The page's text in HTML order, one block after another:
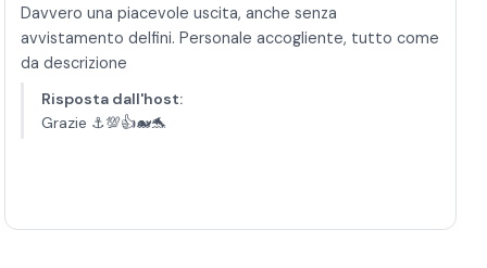
Davvero una piacevole uscita, anche senza
avvistamento delfini. Personale accogliente, tutto come
da descrizione
Risposta dall'host:
Grazie ⚓️💯👍🐋🐬